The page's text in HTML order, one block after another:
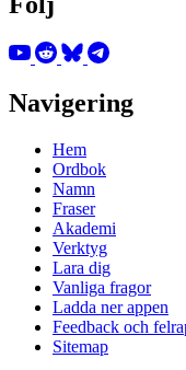
Navigering
Hem
Ordbok
Namn
Fraser
Akademi
Verktyg
Lara dig
Vanliga fragor
Ladda ner appen
Feedback och
Sitemap